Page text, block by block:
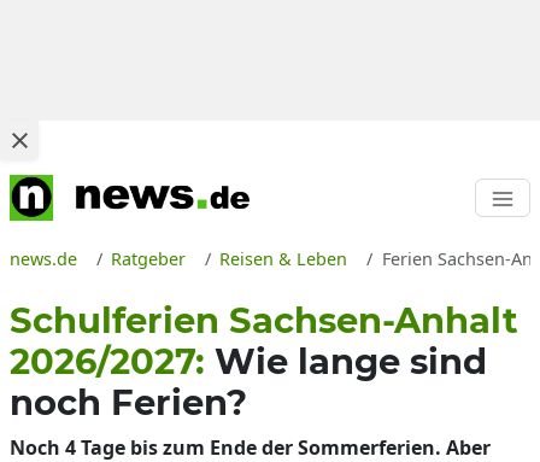
news.de Ratgeber Reisen & Leben Ferien Sachsen-
Schulferien Sachsen-Anhalt
2026/2027: Wie lange sind
noch Ferien?
Noch 4 Tage bis zum Ende der Sommerferien. Aber